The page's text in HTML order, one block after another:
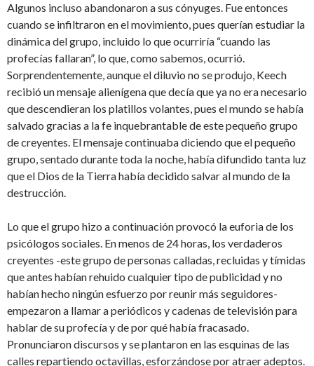
Algunos incluso abandonaron a sus cónyuges. Fue entonces
cuando se infiltraron en el movimiento, pues querían estudiar la
dinámica del grupo, incluido lo que ocurriría “cuando las
profecías fallaran”, lo que, como sabemos, ocurrió.
Sorprendentemente, aunque el diluvio no se produjo, Keech
recibió un mensaje alienígena que decía que ya no era necesario
que descendieran los platillos volantes, pues el mundo se había
salvado gracias a la fe inquebrantable de este pequeño grupo
de creyentes. El mensaje continuaba diciendo que el pequeño
grupo, sentado durante toda la noche, había difundido tanta luz
que el Dios de la Tierra había decidido salvar al mundo de la
destrucción.
Lo que el grupo hizo a continuación provocó la euforia de los
psicólogos sociales. En menos de 24 horas, los verdaderos
creyentes -este grupo de personas calladas, recluidas y tímidas
que antes habían rehuido cualquier tipo de publicidad y no
habían hecho ningún esfuerzo por reunir más seguidores-
empezaron a llamar a periódicos y cadenas de televisión para
hablar de su profecía y de por qué había fracasado.
Pronunciaron discursos y se plantaron en las esquinas de las
calles repartiendo octavillas, esforzándose por atraer adeptos.